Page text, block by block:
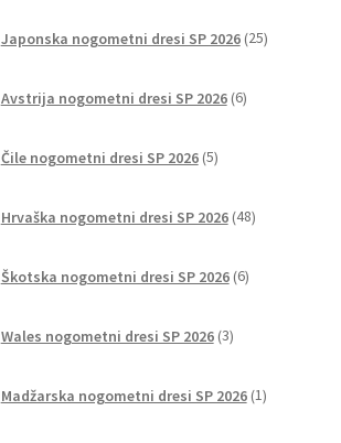
Japonska nogometni dresi SP 2026 25izdelkov
Avstrija nogometni dresi SP 2026 6izdelkov
Čile nogometni dresi SP 2026 5izdelkov
Hrvaška nogometni dresi SP 2026 48izdelkov
Škotska nogometni dresi SP 2026 6izdelkov
Wales nogometni dresi SP 2026 3izdelki
Madžarska nogometni dresi SP 2026 1izdelek